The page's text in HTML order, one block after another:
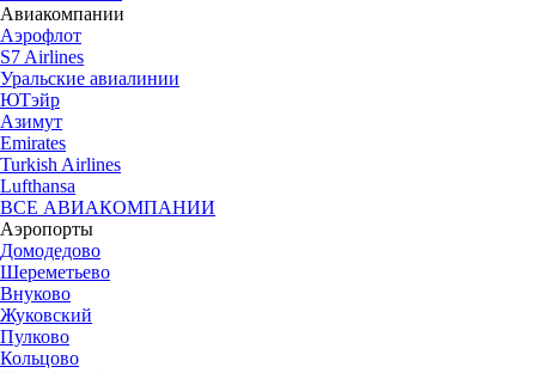
Авиакомпании
Аэрофлот
S7 Airlines
Уральские авиалинии
ЮТэйр
Азимут
Emirates
Turkish Airlines
Lufthansa
ВСЕ АВИАКОМПАНИИ
Аэропорты
Домодедово
Шереметьево
Внуково
Жуковский
Пулково
Кольцово